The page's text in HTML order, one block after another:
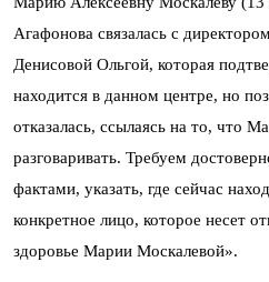
Агафонова связалась с
Денисовой Ольгой, которая
находится в данном центре, но
отказалась, ссылаясь на то, что
разговаривать. Требуем
фактами, указать, где сейчас
конкретное лицо, которое несет
здоровье Марии Москалевой».